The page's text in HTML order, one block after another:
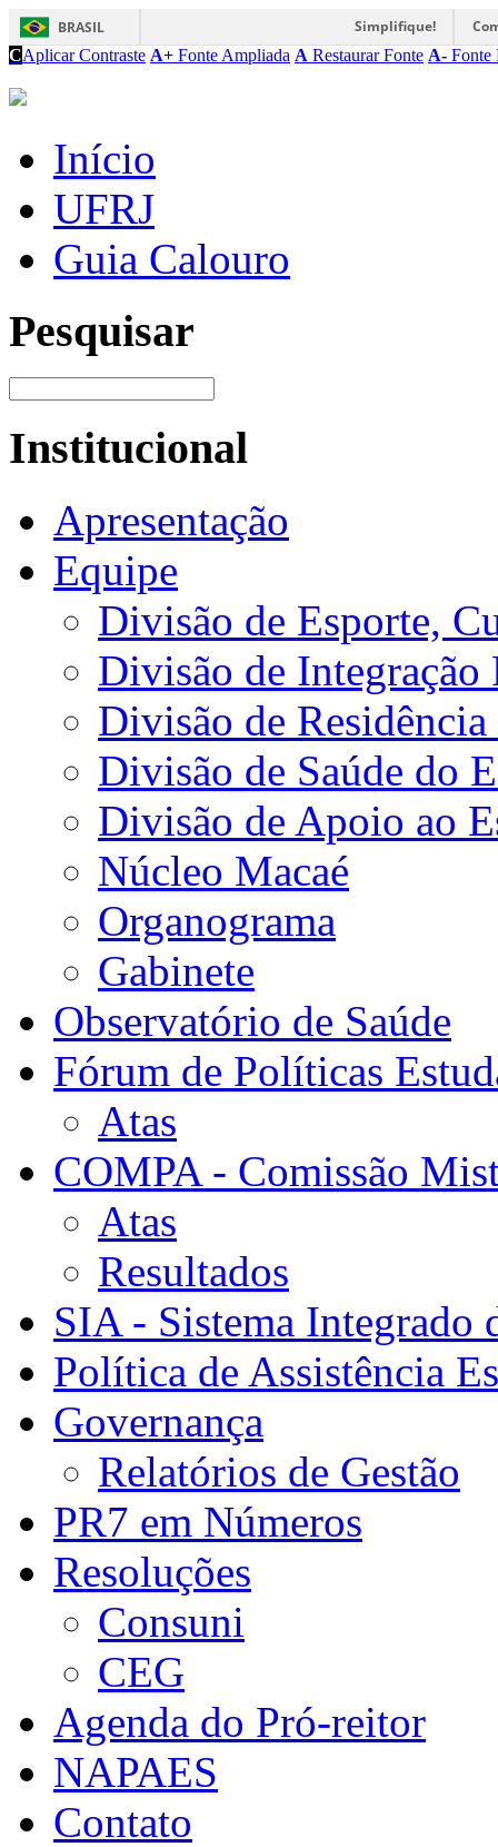
BRASIL Simplifique!
CAplicar Contraste A+ Fonte Ampliada A Restaurar Fonte A- Fonte
Início
UFRJ
Guia Calouro
Pesquisar
Institucional
Apresentação
Equipe
Divisão de Esporte,
Divisão de Integração
Divisão de
Divisão de Saúde do
Divisão de Apoio ao
Núcleo Macaé
Organograma
Gabinete
Observatório de Saúde
Fórum de Políticas
Atas
COMPA - Comissão
Atas
Resultados
SIA - Sistema Integrado
Política de Assistência
Governança
Relatórios de Gestão
PR7 em Números
Resoluções
Consuni
CEG
Agenda do Pró-reitor
NAPAES
Contato